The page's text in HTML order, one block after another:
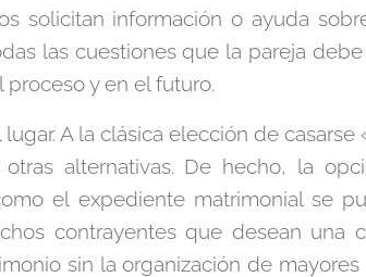
solicitan información o ayuda
las cuestiones que la pareja
y en el futuro.
A la clásica elección de casarse
alternativas. De hecho, la
el expediente matrimonial se
contrayentes que desean una
sin la organización de